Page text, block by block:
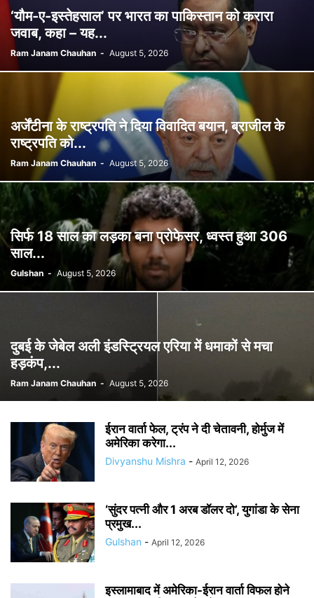
‘यौम-ए-इस्तेहसाल’ पर भारत का पाकिस्तान को करारा
जवाब, कहा – यह...
Ram Janam Chauhan - August 5, 2026
अर्जेंटीना के राष्ट्रपति ने दिया विवादित बयान, ब्राजील के
राष्ट्रपति को...
Ram Janam Chauhan - August 5, 2026
सिर्फ 18 साल का लड़का बना प्रोफेसर, ध्वस्त हुआ 306
साल...
Gulshan - August 5, 2026
दुबई के जेबेल अली इंडस्ट्रियल एरिया में धमाकों से मचा
हड़कंप,...
Ram Janam Chauhan - August 5, 2026
ईरान वार्ता फेल, ट्रंप ने दी चेतावनी, होर्मुज में
अमेरिका करेगा...
Divyanshu Mishra - April 12, 2026
‘सुंदर पत्नी और 1 अरब डॉलर दो’, युगांडा के सेना
प्रमुख...
Gulshan - April 12, 2026
इस्लामाबाद में अमेरिका-ईरान वार्ता विफल होने